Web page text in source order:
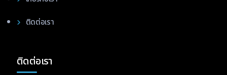
ติดต่อเรา
ติดต่อเรา